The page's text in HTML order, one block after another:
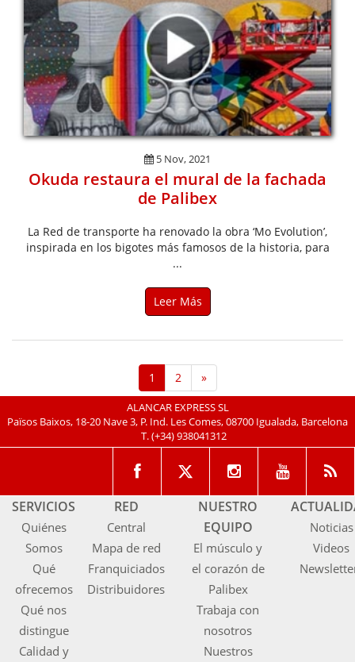
5 Nov, 2021
Okuda restaura el mural de la fachada
de Palibex
La Red de transporte ha renovado la obra ‘Mo Evolution’,
inspirada en los bigotes más famosos de la historia, para
...
Leer Más
1 2 »
ALANCAR EXPRESS SL
Països Baixos, 18-20 Nave 3, P. Ind. Les Comes, 08700 Igualada, Barcelona
T.(+34) 938041312
SERVICIOS
Quiénes
Somos
Qué
ofrecemos
Qué nos
distingue
Calidad y
RED
Central
Mapa de red
Franquiciados
Distribuidores
NUESTRO
EQUIPO
El músculo y
el corazón de
Palibex
Trabaja con
nosotros
Nuestros
Noticias
Videos